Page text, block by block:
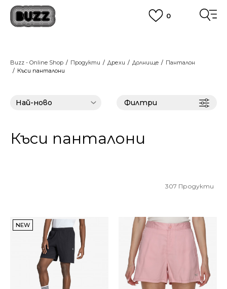
0
Вземи поръчката си от наш магазин
Buzz - Online Shop Продукти Дрехи Долнищe
Панталон
Къси панталони
Филтри
Къси панталони
307 Продукти
NEW